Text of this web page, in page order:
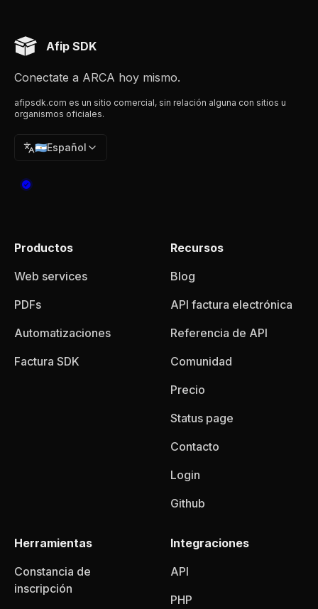
Afip SDK
Conectate a ARCA hoy mismo.
afipsdk.com es un sitio comercial, sin relación alguna con sitios u
organismos oficiales.
🇦🇷Español
Productos
Web services
PDFs
Automatizaciones
Factura SDK
Recursos
Blog
API factura electrónica
Referencia de API
Comunidad
Precio
Status page
Contacto
Login
Github
Herramientas
Constancia de
inscripción
Integraciones
API
PHP